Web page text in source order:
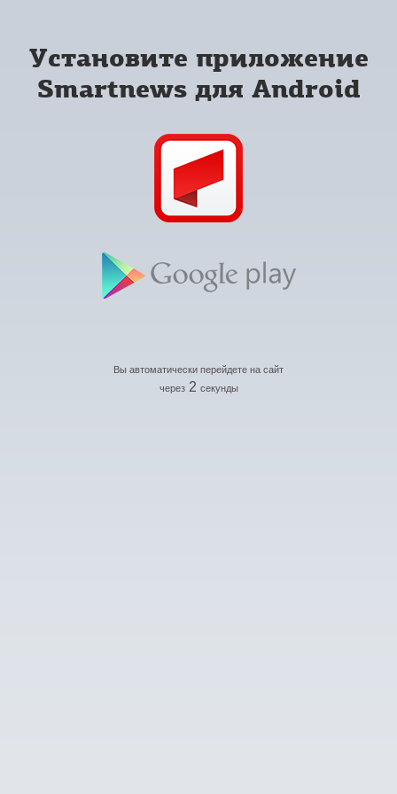
Установите приложение
Smartnews для Android
Вы автоматически перейдете на сайт
через 2 секунды